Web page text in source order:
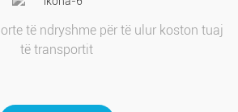
të ndryshme për të ulur koston tuaj
të transportit